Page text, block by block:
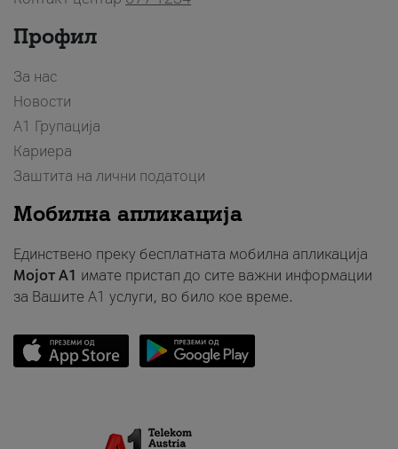
Профил
За нас
Новости
А1 Групација
Кариера
Заштита на лични податоци
Мобилна апликација
Единствено преку бесплатната мобилна апликација
Мојот A1 имате пристап до сите важни информации
за Вашите A1 услуги, во било кое време.